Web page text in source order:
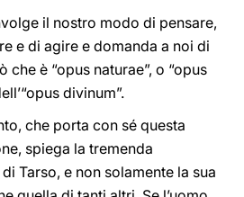
il nostro modo di pensare,
e di agire e domanda a noi di
è “opus naturae”, o “opus
divinum”.
che porta con sé questa
spiega la tremenda
Tarso, e non solamente la sua